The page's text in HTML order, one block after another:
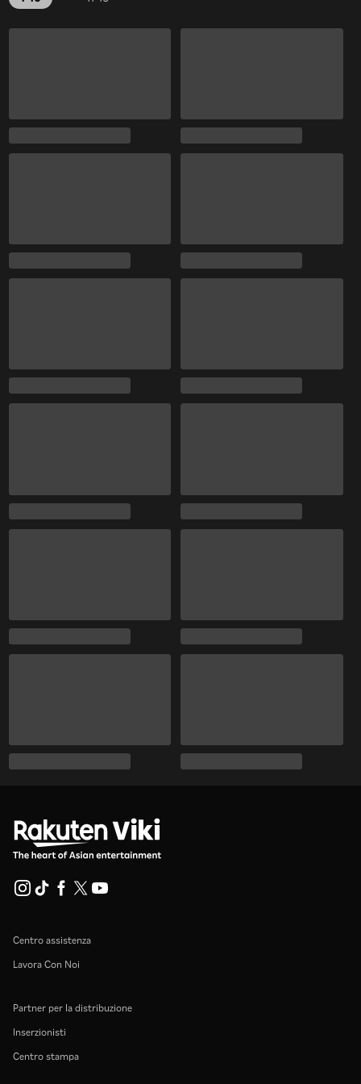
Centro assistenza
Lavora Con Noi
Partner per la distribuzione
Inserzionisti
Centro stampa